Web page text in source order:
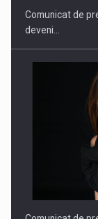
Hard Enduro
Comunicat de
deveni…